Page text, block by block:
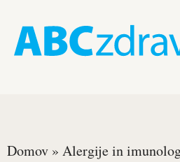
Domov » Alergije in